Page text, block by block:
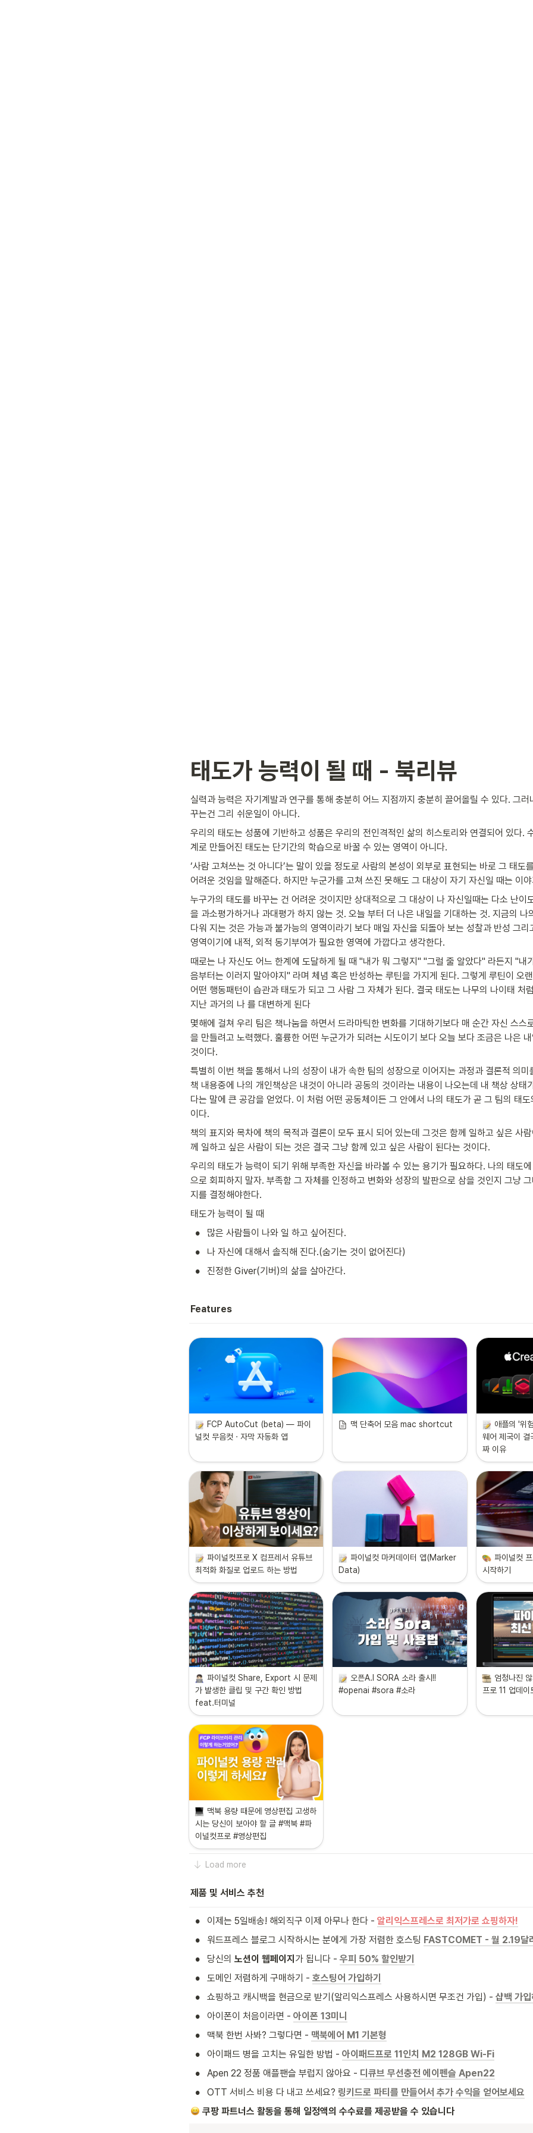
태도가 능력이 될 때 - 북리뷰
실력과 능력은 자기계발과 연구를 통해 충분히 어느 지점까지 충분히 끌어올릴 수 있다. 그러
꾸는건 그리 쉬운일이 아니다.
우리의 태도는 성품에 기반하고 성품은 우리의 전인격적인 삶의 히스토리와 연결되어 있다.
계로 만들어진 태도는 단기간의 학습으로 바꿀 수 있는 영역이 아니다.
‘사람 고쳐쓰는 것 아니다’는 말이 있을 정도로 사람의 본성이 외부로 표현되는 바로 그 태도
어려운 것임을 말해준다. 하지만 누군가를 고쳐 쓰진 못해도 그 대상이 자기 자신일 때는 이
누구가의 태도를 바꾸는 건 어려운 것이지만 상대적으로 그 대상이 나 자신일때는 다소 난이
을 과소평가하거나 과대평가 하지 않는 것. 오늘 부터 더 나은 내일을 기대하는 것. 지금의 나
다워 지는 것은 가능과 불가능의 영역이라기 보다 매일 자신을 되돌아 보는 성찰과 반성 그리
영역이기에 내적, 외적 동기부여가 필요한 영역에 가깝다고 생각한다.
때로는 나 자신도 어느 한계에 도달하게 될 때 "내가 뭐 그렇지" "그럴 줄 알았다" 라든지 "내
음부터는 이러지 말아야지" 라며 체념 혹은 반성하는 루틴을 가지게 된다. 그렇게 루틴이 오
어떤 행동패턴이 습관과 태도가 되고 그 사람 그 자체가 된다. 결국 태도는 나무의 나이태 처
지난 과거의 나 를 대변하게 된다
몇해에 걸쳐 우리 팀은 책나눔을 하면서 드라마틱한 변화를 기대하기보다 매 순간 자신 스스
을 만들려고 노력했다. 훌륭한 어떤 누군가가 되려는 시도이기 보다 오늘 보다 조금은 나은
것이다.
특별히 이번 책을 통해서 나의 성장이 내가 속한 팀의 성장으로 이어지는 과정과 결론적 의미
책 내용중에 나의 개인책상은 내것이 아니라 공동의 것이라는 내용이 나오는데 내 책상 상태
다는 말에 큰 공감을 얻었다. 이 처럼 어떤 공동체이든 그 안에서 나의 태도가 곧 그 팀의 태
이다.
책의 표지와 목차에 책의 목적과 결론이 모두 표시 되어 있는데 그것은 함께 일하고 싶은 사
께 일하고 싶은 사람이 되는 것은 결국 그냥 함께 있고 싶은 사람이 된다는 것이다.
우리의 태도가 능력이 되기 위해 부족한 자신을 바라볼 수 있는 용기가 필요하다. 나의 태도
으로 회피하지 말자. 부족함 그 자체를 인정하고 변화와 성장의 발판으로 삼을 것인지 그냥
지를 결정해야한다.
태도가 능력이 될 때
• 많은 사람들이 나와 일 하고 싶어진다.
• 나 자신에 대해서 솔직해 진다.(숨기는 것이 없어진다)
• 진정한 Giver(기버)의 삶을 살아간다.
Features
FCP AutoCut (beta) — 파이
널컷 무음컷 · 자막 자동화 앱
맥 단축어 모음 mac shortcut
애플의 '위
웨어 제국이 결
짜 이유
파이널컷프로 X 컴프레서 유튜브
최적화 화질로 업로드 하는 방법
파이널컷 마커데이터 앱(Marker
Data)
파이널컷
시작하기
파이널컷 Share, Export 시 문제
가 발생한 클립 및 구간 확인 방법
feat.터미널
오픈A.I SORA 소라 출시!!
#openai #sora #소라
엄청나진
프로 11 업데이
맥북 용량 때문에 영상편집 고생하
시는 당신이 보아야 할 글 #맥북 #파
이널컷프로 #영상편집
Load more
제품 및 서비스 추천
• 이제는 5일배송! 해외직구 이제 아무나 한다 - 알리익스프레스로 최저가로 쇼핑하자!
• 워드프레스 블로그 시작하시는 분에게 가장 저렴한 호스팅 FASTCOMET - 월 2.19달
• 당신의 노션이 웹페이지 가 됩니다 - 우피 50% 할인받기
• 도메인 저렴하게 구매하기 - 호스팅어 가입하기
• 쇼핑하고 캐시백을 현금으로 받기(알리익스프레스 사용하시면 무조건 가입) - 샵백 가입
• 아이폰이 처음이라면 - 아이폰 13미니
• 맥북 한번 사봐? 그렇다면 - 맥북에어 M1 기본형
• 아이패드 병을 고치는 유일한 방법 - 아이패드프로 11인치 M2 128GB Wi-Fi
• Apen 22 정품 애플팬슬 부럽지 않아요 - 디큐브 무선충전 에이펜슬 Apen22
• OTT 서비스 비용 다 내고 쓰세요? 링키드로 파티를 만들어서 추가 수익을 얻어보세요
쿠팡 파트너스 활동을 통해 일정액의 수수료를 제공받을 수 있습니다